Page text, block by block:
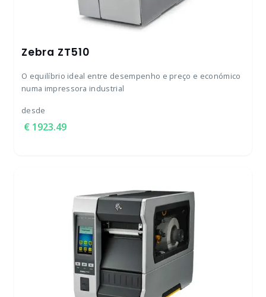
Zebra ZT510
O equilíbrio ideal entre desempenho e preço e económico
numa impressora industrial
desde
1923.49